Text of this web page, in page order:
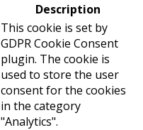
Description
This cookie is set by
GDPR Cookie Consent
plugin. The cookie is
used to store the user
consent for the cookies
in the category
"Analytics".